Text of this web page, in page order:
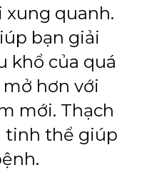
quanh.
bạn giải
khổ của quá
hơn với
mới. Thạch
tinh thể giúp